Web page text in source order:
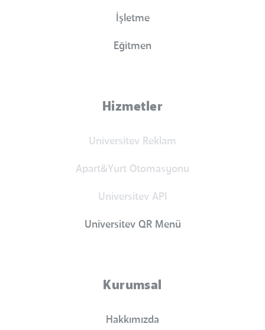
İşletme
Eğitmen
Hizmetler
Universitev Reklam
Apart&Yurt Otomasyonu
Universitev API
Universitev QR Menü
Kurumsal
Hakkımızda